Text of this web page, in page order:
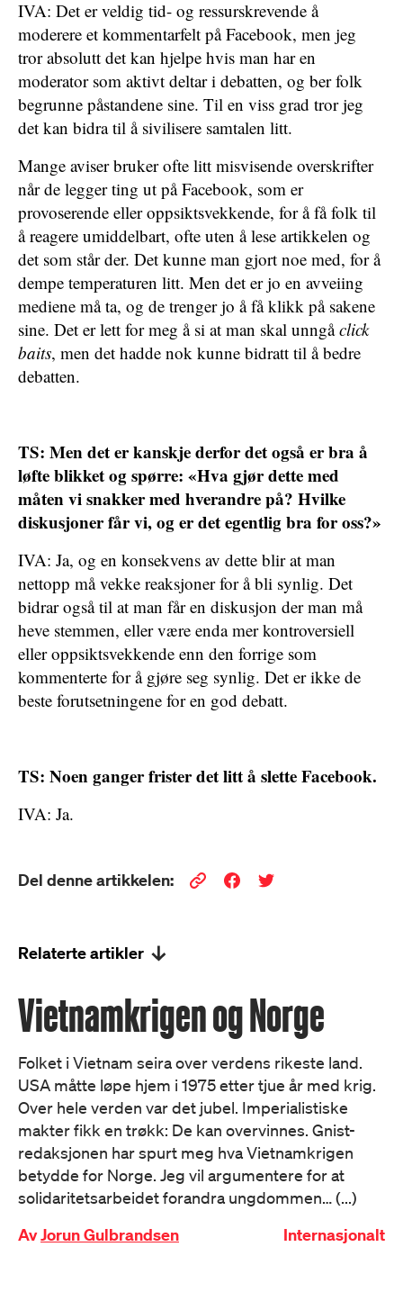
IVA: Det er veldig tid- og ressurskrevende å
moderere et kommentarfelt på Facebook, men jeg
tror absolutt det kan hjelpe hvis man har en
moderator som aktivt deltar i debatten, og ber folk
begrunne påstandene sine. Til en viss grad tror jeg
det kan bidra til å sivilisere samtalen litt.
Mange aviser bruker ofte litt misvisende overskrifter
når de legger ting ut på Facebook, som er
provoserende eller oppsiktsvekkende, for å få folk til
å reagere umiddelbart, ofte uten å lese artikkelen og
det som står der. Det kunne man gjort noe med, for å
dempe temperaturen litt. Men det er jo en avveiing
mediene må ta, og de trenger jo å få klikk på sakene
sine. Det er lett for meg å si at man skal unngåclick
baits, men det hadde nok kunne bidratt til å bedre
debatten.
TS: Men det er kanskje derfor det også er bra å
løfte blikket og spørre: «Hva gjør dette med
måten vi snakker med hverandre på? Hvilke
diskusjoner får vi, og er det egentlig bra for oss?»
IVA: Ja, og en konsekvens av dette blir at man
nettopp må vekke reaksjoner for å bli synlig. Det
bidrar også til at man får en diskusjon der man må
heve stemmen, eller være enda mer kontroversiell
eller oppsiktsvekkende enn den forrige som
kommenterte for å gjøre seg synlig. Det er ikke de
beste forutsetningene for en god debatt.
TS: Noen ganger frister det litt å slette Facebook.
IVA: Ja.
Del denne artikkelen:
Relaterte artikler
Vietnamkrigen og Norge
Folket i Vietnam seira over verdens rikeste land.
USA måtte løpe hjem i 1975 etter tjue år med krig.
Over hele verden var det jubel. Imperialistiske
makter fikk en trøkk: De kan overvinnes. Gnist-
redaksjonen har spurt meg hva Vietnamkrigen
betydde for Norge. Jeg vil argumentere for at
solidaritetsarbeidet forandra ungdommen… (...)
AvJorun Gulbrandsen Internasjonalt